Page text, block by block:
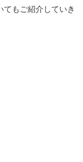
てもご紹介していき